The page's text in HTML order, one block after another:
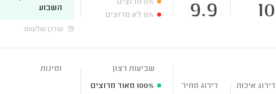
10
9.9
0% מרוצים
0% לא מרוצים
השבוע
עודכן שלשום
דירוג איכות דירוג מחיר
שביעות רצון
100% מאוד מרוצים
זמינות